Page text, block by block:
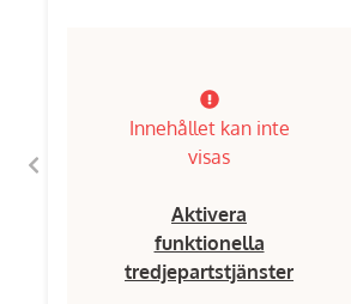
Innehållet kan inte
visas
Aktivera
funktionella
tredjepartstjänster